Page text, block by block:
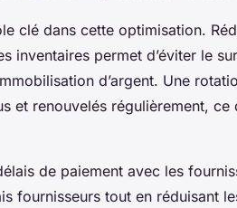
clé dans cette optimisation.
inventaires permet d’éviter le
d’argent. Une
et renouvelés régulièrement,
de paiement avec les
fournisseurs tout en réduisant